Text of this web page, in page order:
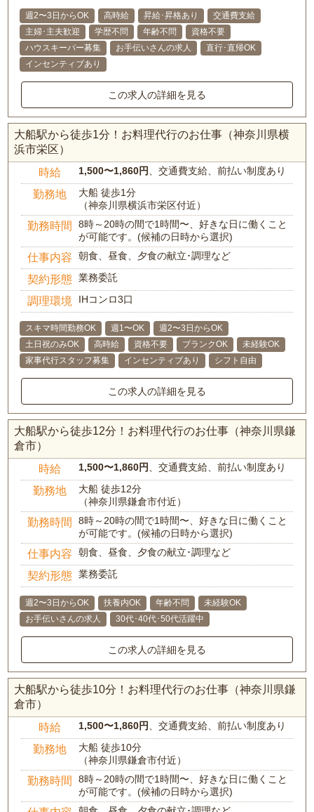
週2〜3日からOK 高時給 昇給･昇格あり
交通費支給
主婦･主夫歓迎
学歴不問 年齢不問
資格不要
ハウスキーパー募集
お手伝いさんの求人
直行･直帰OK
インセンティブあり
この求人の詳細を見る
大船駅から徒歩1分！お料理代行のお仕事（神奈川県横
浜市栄区）
時給 1,500〜1,860円、交通費支給、前払い制度あり
勤務地
大船 徒歩1分
（神奈川県横浜市栄区付近）
勤務時間
8時～20時の間で1時間〜、好きな日に働くこと
が可能です。(候補の日時から選択)
仕事内容 朝食、昼食、夕食の献立･調理など
契約形態 業務委託
調理環境 IHコンロ3口
スキマ時間勤務OK 週1〜OK
週2〜3日からOK
土日祝のみOK
高時給 資格不要 ブランクOK
未経験OK
家事代行スタッフ募集
インセンティブあり シフト自由
この求人の詳細を見る
大船駅から徒歩12分！お料理代行のお仕事（神奈川県鎌
倉市）
時給 1,500〜1,860円、交通費支給、前払い制度あり
勤務地
大船 徒歩12分
（神奈川県鎌倉市付近）
勤務時間
8時～20時の間で1時間〜、好きな日に働くこと
が可能です。(候補の日時から選択)
仕事内容 朝食、昼食、夕食の献立･調理など
契約形態 業務委託
週2〜3日からOK 扶養内OK 年齢不問
未経験OK
お手伝いさんの求人
30代･40代･50代活躍中
この求人の詳細を見る
大船駅から徒歩10分！お料理代行のお仕事（神奈川県鎌
倉市）
時給 1,500〜1,860円、交通費支給、前払い制度あり
勤務地
大船 徒歩10分
（神奈川県鎌倉市付近）
勤務時間
8時～20時の間で1時間〜、好きな日に働くこと
が可能です。(候補の日時から選択)